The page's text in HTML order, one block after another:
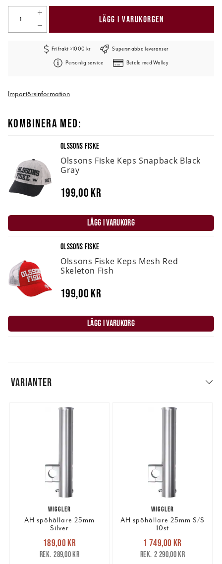
LÄGG I VARUKORGEN
Fri frakt >1000 kr Supersnabba leveranser
Personlig service Betala med Walley
Importörsinformation
KOMBINERA MED:
OLSSONS FISKE
Olssons Fiske Keps Snapback Black
Gray
199,00 kr
LÄGG I VARUKORG
OLSSONS FISKE
Olssons Fiske Keps Mesh Red
Skeleton Fish
199,00 kr
LÄGG I VARUKORG
VARIANTER
WIGGLER
AH spöhållare 25mm
Silver
Nuvarande pris
189,00 krTidigare pris
289,00 kr
189,00 kr
289,00 kr
WIGGLER
AH spöhållare 25mm S/S
10st
Nuvarande pris
1 749,00 krTidigare pris
2 290,00 kr
1 749,00 kr
2 290,00 kr